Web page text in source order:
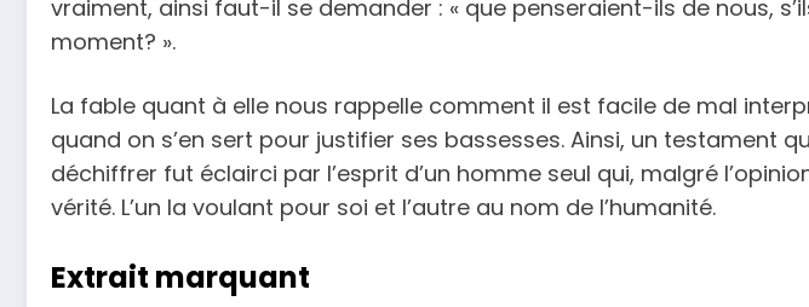
vraiment, ainsi faut-il se demander : « que penseraient-ils de nous,
moment? ».
La fable quant à elle nous rappelle comment il est facile de mal
quand on s’en sert pour justifier ses bassesses. Ainsi, un testament
déchiffrer fut éclairci par l’esprit d’un homme seul qui, malgré
vérité. L’un la voulant pour soi et l’autre au nom de l’humanité.
Extrait marquant